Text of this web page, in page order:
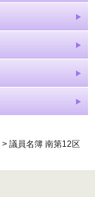
> 議員名簿 南第12区